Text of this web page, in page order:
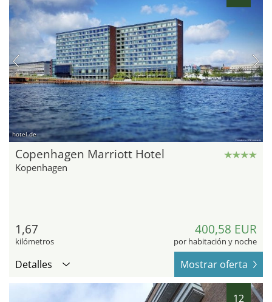
hotel.de
Copenhagen Marriott Hotel
Kopenhagen
1,67
kilómetros
400,58 EUR
por habitación y noche
Detalles Mostrar oferta
12